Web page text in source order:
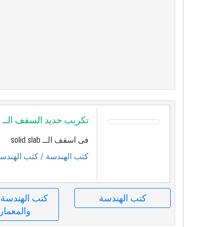
تكريب حديد السقف الــ solid slab للمهندس حسن قنديل
فى اسقف الــ solid slab
كتب الهندسة / كتب
كتب الهندسة
كتب الهندسة